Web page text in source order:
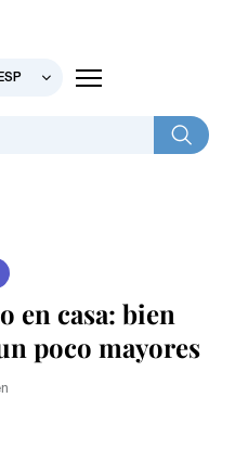
ESP
en casa: bien
poco mayores